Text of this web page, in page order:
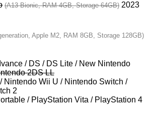
(A13 Bionic, RAM 4GB, Storage 64GB) 2023
Apple M2, RAM 8GB, Storage 128GB)
/ DS / DS Lite / New Nintendo
2DS LL
Nintendo Wii U / Nintendo Switch /
2
/ PlayStation Vita / PlayStation 4